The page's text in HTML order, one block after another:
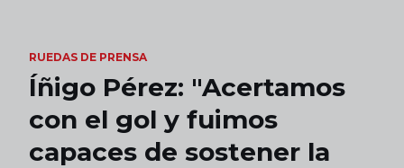
RUEDAS DE PRENSA
Íñigo Pérez: "Acertamos
con el gol y fuimos
capaces de sostener la